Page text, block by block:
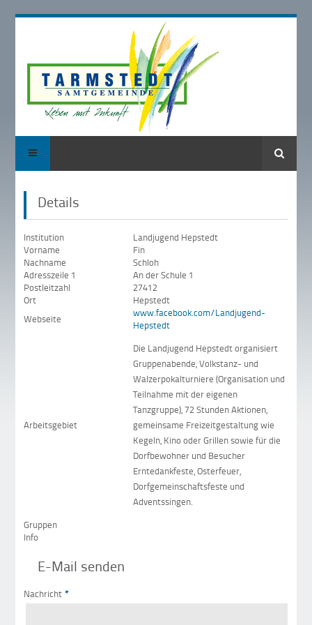
Suche
Details
Institution
Landjugend Hepstedt
Vorname
Fin
Nachname
Schloh
Adresszeile 1
An der Schule 1
Postleitzahl
27412
Ort
Hepstedt
Webseite
www.facebook.com/Landjugend-
Hepstedt
Arbeitsgebiet
Die Landjugend Hepstedt organisiert
Gruppenabende, Volkstanz- und
Walzerpokalturniere (Organisation und
Teilnahme mit der eigenen
Tanzgruppe), 72 Stunden Aktionen,
gemeinsame Freizeitgestaltung wie
Kegeln, Kino oder Grillen sowie für die
Dorfbewohner und Besucher
Erntedankfeste, Osterfeuer,
Dorfgemeinschaftsfeste und
Adventssingen.
Gruppen
Info
E-Mail senden
Nachricht *